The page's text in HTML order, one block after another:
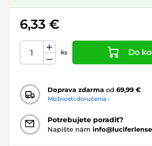
6,33 €
ks Do
Doprava zdarma od 69,99 €
Možnosti doručenia ›
Potrebujete poradiť?
Napíšte nám